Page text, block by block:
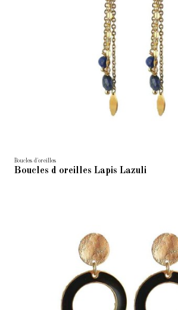
Boucles d'oreilles
Boucles d oreilles Lapis Lazuli